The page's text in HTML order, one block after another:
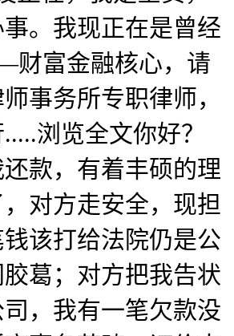
。我现正在是曾经
财富金融核心，请
事务所专职律师，
浏览全文你好？
款，有着丰硕的理
对方走安全，现担
该打给法院仍是公
葛；对方把我告状
，我有一笔欠款没